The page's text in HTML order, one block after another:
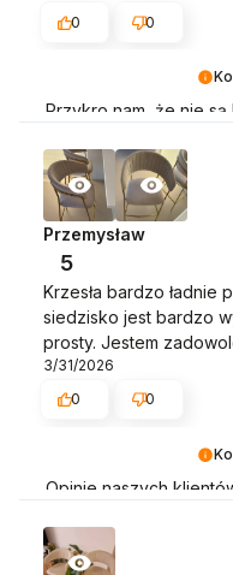
Przykro nam, że nie
zaproponowaliśmy
tytułu jednak nie
propozycji. Pozdrawiam
0
0
Opinie naszych
dotyczącej
się prezentuje :)
Przemysław
5
Krzesła bardzo ładnie
siedzisko jest bardzo
prosty. Jestem
3/31/2026
0
0